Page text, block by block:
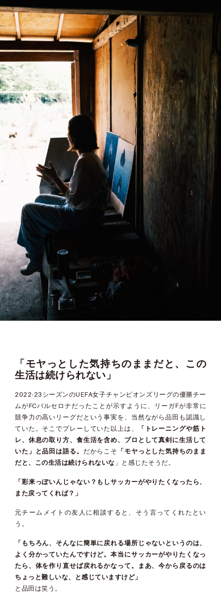
「モヤっとした気持ちのままだと、この
生活は続けられない」
2022-23シーズンのUEFA女子チャンピオンズリーグの優勝チー
ムがFCバルセロナだったことが示すように、リーガFが非常に
競争力の高いリーグだという事実を、当然ながら品田も認識し
ていた。そこでプレーしていた以上は、
「トレーニングや筋ト
レ、休息の取り方、食生活を含め、プロとして真剣に生活して
いた」と品田は語る。 だからこそ 「モヤっとした気持ちのまま
だと、この生活は続けられないな 」と感じたそうだ。
「彩来っぽいんじゃない？もしサッカーがやりたくなったら、
また戻ってくれば？」
元チームメイトの友人に相談すると、そう言ってくれたとい
う。
「もちろん、そんなに簡単に戻れる場所じゃないというのは、
よく分かっていたんですけど。本当にサッカーがやりたくなっ
たら、体を作り直せば戻れるかなって。まあ、今から戻るのは
ちょっと難しいな、と感じていますけど」
と品田は笑う。